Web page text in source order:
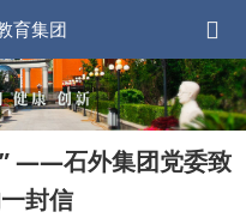
育集团
——石外集团党委致
封信